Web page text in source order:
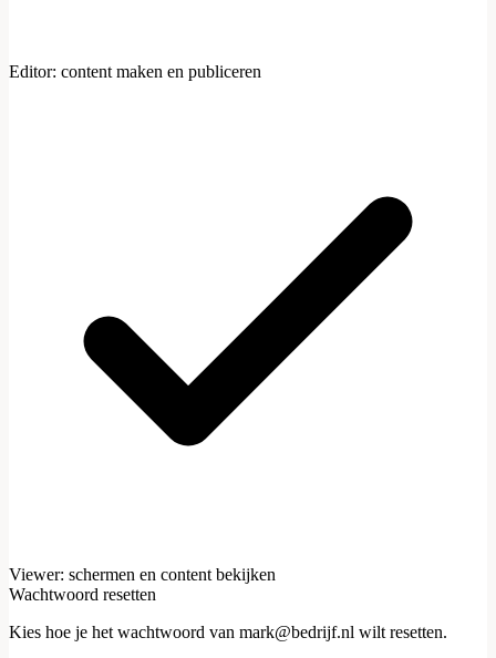
Editor: content maken en publiceren
Viewer: schermen en content bekijken
Wachtwoord resetten
Kies hoe je het wachtwoord van mark@bedrijf.nl wilt resetten.